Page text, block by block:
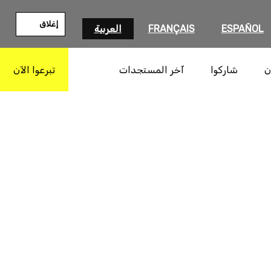
ESPAÑOL
FRANÇAIS العربية إغلاق
شاركوا آخر المستجدات تبرعوا الآن